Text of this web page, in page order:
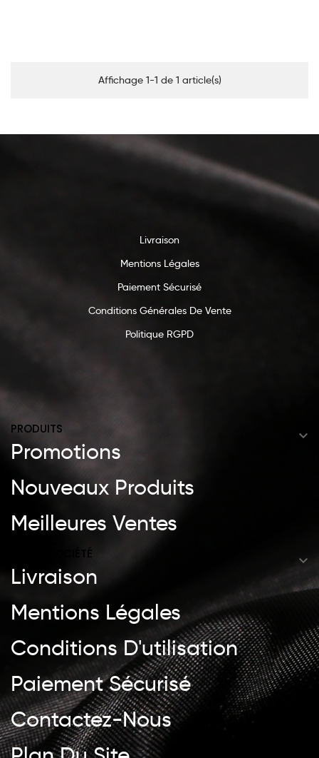
Affichage 1-1 de 1 article(s)
Livraison
Mentions Légales
Paiement Sécurisé
Conditions Générales De Vente
Politique RGPD
PRODUITS 
Promotions
Nouveaux Produits
Meilleures Ventes
NOTRE SOCIÉTÉ 
Livraison
Mentions Légales
Conditions D'utilisation
Paiement Sécurisé
Contactez-Nous